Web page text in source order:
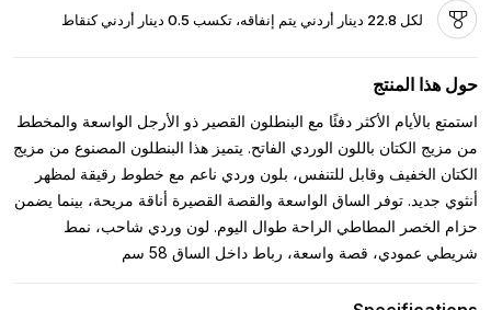
لكل 22.8 دينار أردني يتم إنفاقه، تكسب 0.5 دينار أردني كنقاط
حول هذا المنتج
استمتع بالأيام الأكثر دفئًا مع البنطلون القصير ذو الأرجل الواسعة والمخطط
من مزيج الكتان باللون الوردي الفاتح. يتميز هذا البنطلون المصنوع من مزيج
الكتان الخفيف وقابل للتنفس، بلون وردي ناعم مع خطوط رقيقة لمظهر
أنثوي جديد. توفر الساق الواسعة والقصة القصيرة أناقة مريحة، بينما يضمن
حزام الخصر المطاطي الراحة طوال اليوم. لون وردي شاحب، نمط
شريطي عمودي، قصة واسعة، رباط داخل الساق 58 سم